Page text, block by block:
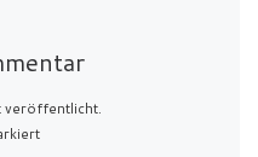
veröffentlicht.